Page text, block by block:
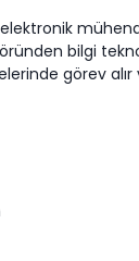
bilgi
görev